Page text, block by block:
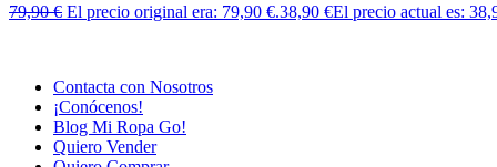
79,90€ El precio original era: 79,90 €.38,90 €El precio actual es:
Contacta con Nosotros
¡Conócenos!
Blog Mi Ropa Go!
Quiero Vender